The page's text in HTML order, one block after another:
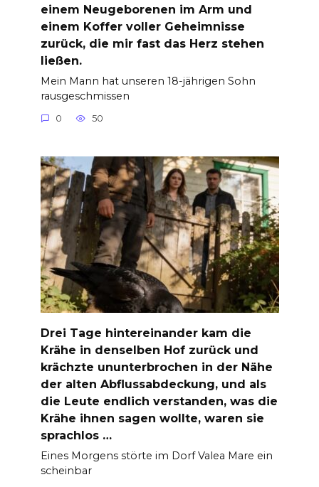
einem Neugeborenen im Arm und
einem Koffer voller Geheimnisse
zurück, die mir fast das Herz stehen
ließen.
Mein Mann hat unseren 18-jährigen Sohn
rausgeschmissen
0 50
Drei Tage hintereinander kam die
Krähe in denselben Hof zurück und
krächzte ununterbrochen in der Nähe
der alten Abflussabdeckung, und als
die Leute endlich verstanden, was die
Krähe ihnen sagen wollte, waren sie
sprachlos …
Eines Morgens störte im Dorf Valea Mare ein
scheinbar